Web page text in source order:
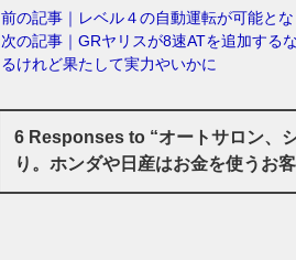
前の記事｜レベル４の自動運転が可能と
次の記事｜GRヤリスが8速ATを追加す
るけれど果たして実力やいかに
6 Responses to “オートサロン、
り。ホンダや日産はお金を使うお